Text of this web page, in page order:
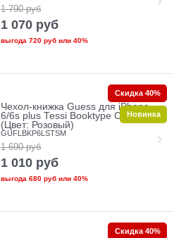
1 790 руб
1 070 руб
выгода 720 рубили 40%
Чехол-книжка Guess для iPhone
6/6s plus Tessi Booktype Coral
(Цвет: Розовый)
GUFLBKP6LSTSM
1 690 руб
1 010 руб
выгода 680 рубили 40%
Скидка 40%
Новинка
Скидка 40%